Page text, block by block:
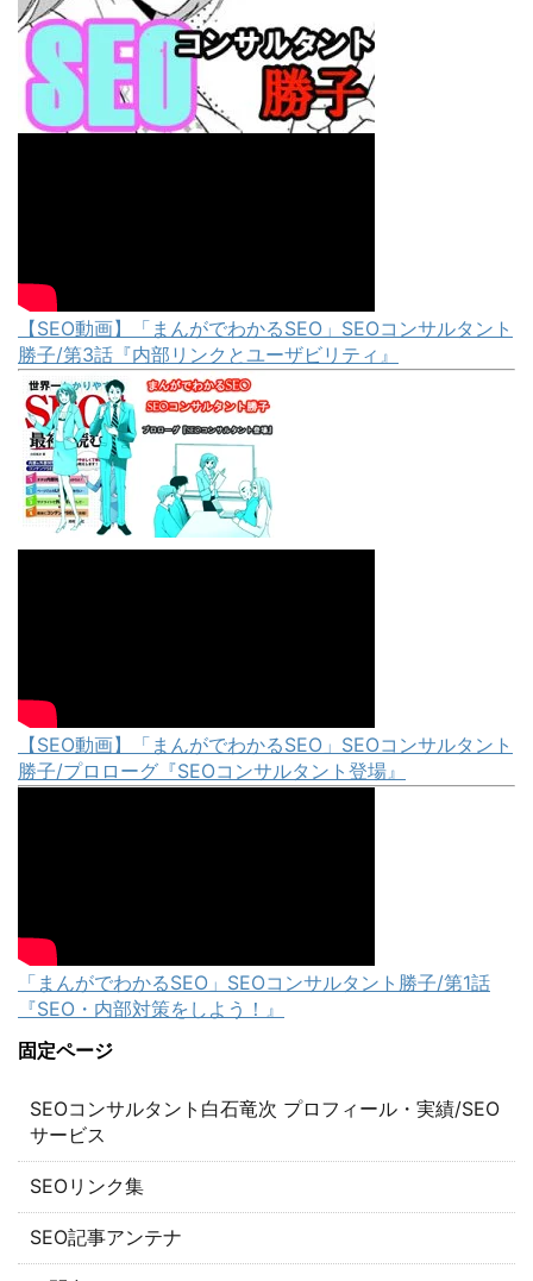
【SEO動画】「まんがでわかるSEO」SEOコンサルタント
勝子/第3話『内部リンクとユーザビリティ』
【SEO動画】「まんがでわかるSEO」SEOコンサルタント
勝子/プロローグ『SEOコンサルタント登場』
「まんがでわかるSEO」SEOコンサルタント勝子/第1話
『SEO・内部対策をしよう！』
固定ページ
SEOコンサルタント白石竜次 プロフィール・実績/SEO
サービス
SEOリンク集
SEO記事アンテナ